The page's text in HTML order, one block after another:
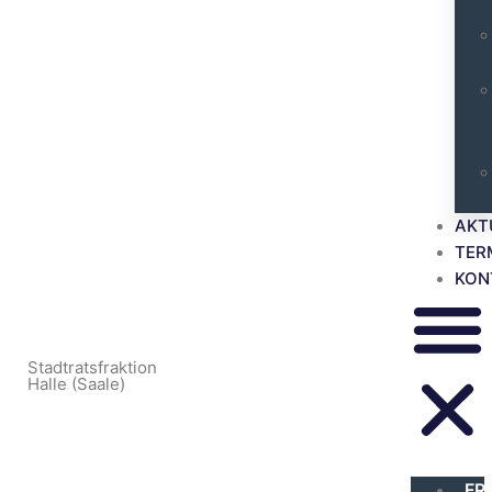
Stadtratsfraktion
Halle (Saale)